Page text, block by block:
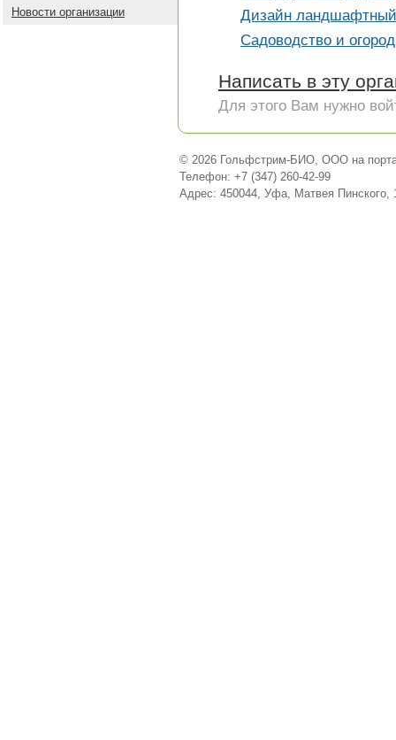
Новости организации
Дизайн ландшафтный
Садоводство и
Написать в эту
Для этого Вам нужно
© 2026 Гольфстрим-БИО, ООО на
Телефон: +7 (347) 260-42-99
Адрес: 450044, Уфа, Матвея Пинского,